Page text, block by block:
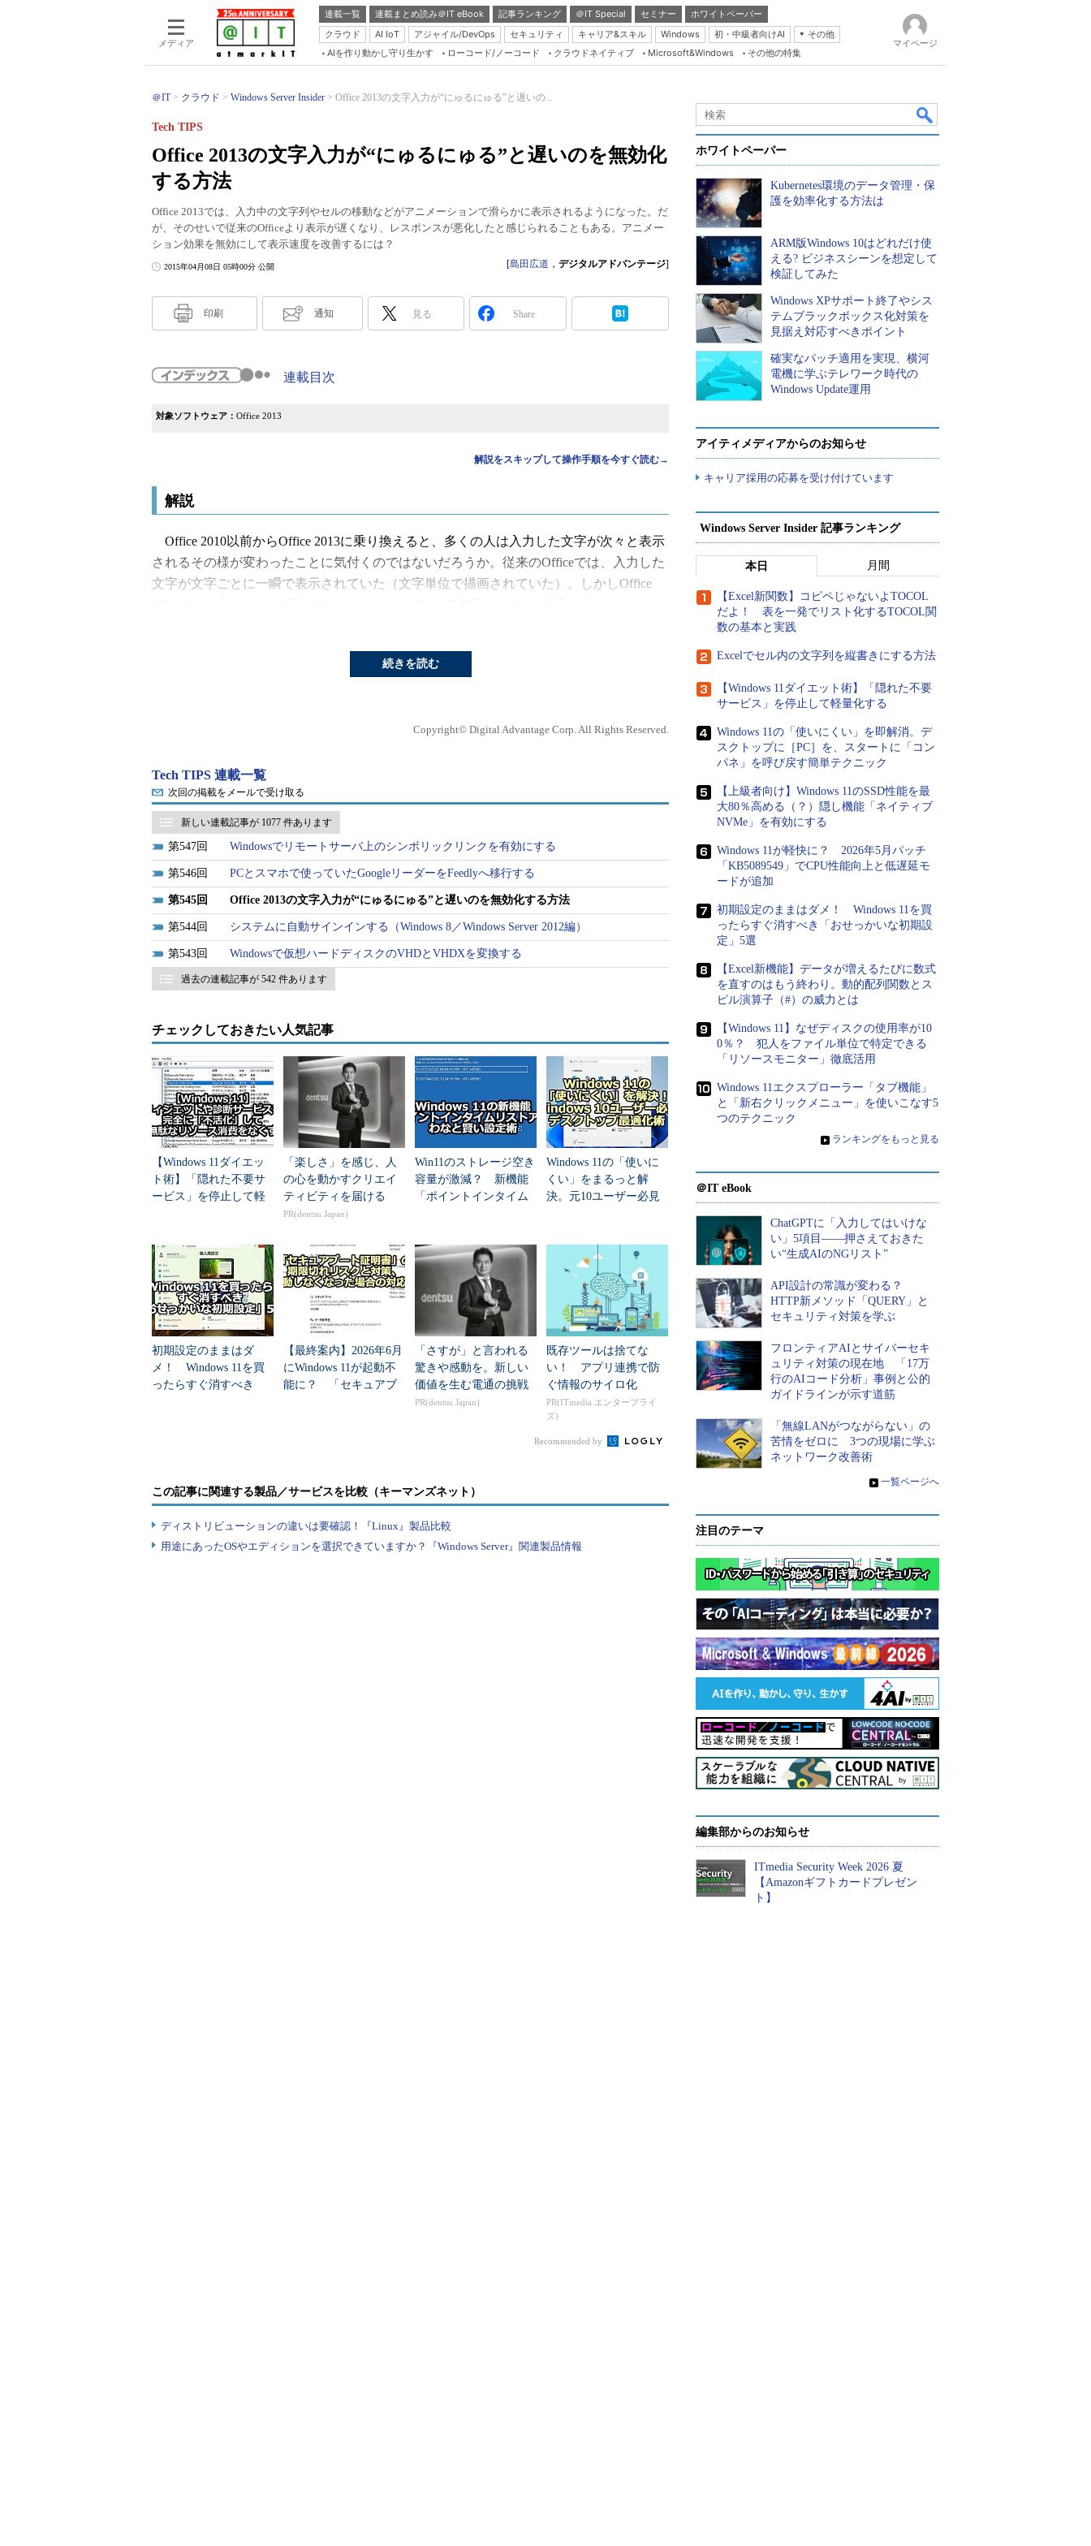
メディア
連載一覧 連載まとめ読み＠IT eBook 記事ランキング ＠IT Special セミナー
ホワイトペーパー
クラウド
AI IoT アジャイル/DevOps セキュリティ キャリア&スキル Windows 初・中級者向けAI
その他
Server & Storage
Java Agile
Database Expert
Linux ＆ OSS
Master of IP Network
Security & Trust
Test & Tools
AIを作り動かし守り生かす ローコード/ノーコード クラウドネイティブ Microsoft&Windows その他の特集
マイページ
＠IT クラウド Windows Server Insider Office 2013の文字入力が“にゅるにゅる”と遅いの...
Office 2013の文字入力が“にゅるにゅる”と遅いのを無効化
する方法
Tech TIPS
Office 2013では、入力中の文字列やセルの移動などがアニメーションで滑らかに表示されるようになった。だ
が、そのせいで従来のOfficeより表示が遅くなり、レスポンスが悪化したと感じられることもある。アニメー
ション効果を無効にして表示速度を改善するには？
2015年04月08日 05時00分 公開 [島田広道 ， デジタルアドバンテージ]
印刷 通知 見る Share
連載目次
対象ソフトウェア： Office 2013
解説をスキップして操作手順を今すぐ読む→
解説
Office 2010以前からOffice 2013に乗り換えると、多くの人は入力した文字が次々と表示
されるその様が変わったことに気付くのではないだろうか。従来のOfficeでは、入力した
文字が文字ごとに一瞬で表示されていた（文字単位で描画されていた）。しかしOffice
Excel 2013で新規シートを開いて矢印キーを左右に押してアクティブセルを動かすと、こ
クティブであることを表す「枠」が両方のセルにまたがっている瞬間が見えるのだ。
このアニメーション効果のおかげでOffice 2013のGUIは以前より滑らかに表示されるよ
うになった。その一方で、特に性能の高くないPCでは表示が遅くなったと感じることも
ある。例えばWord 2013で文章を入力しているとき、キー入力に対して文字表示が追い付
かず、入力と表示にタイムラグが生じることでギクシャクしてしまうこともある。
このアニメーション効果にどうしてもなじめなければ、無効化して従来のOfficeのよう
に表示させることも可能だ。本稿ではその手順を説明する。
操作方法
る。それぞれメリットとデメリットが異なるので、状況に応じて適切な方法を選んでい
Windows OS側でアニメーション効果を一律に無効化する
レジストリを編集してアニメーション効果を無効化する
グループポリシーでアニメーション効果を無効化する
●Windows OS側でアニメーション効果を一律に無効化する
Windows OSには、GUIのアニメーション効果を一律に有効化または無効化する機能が
ネルから簡単に設定できる。ただし、この方法だとOffice 2013以外のアプリケーションや
Windowsのデスクトップなど、全面的にアニメーション効果が無効化されてしまう。
Windows OS側でアニメーション効果を無効化するには、まず普段Officeを利用している
ユーザーアカウントでWindowsにログオン（サインイン）する。次にコントロールパネル
を開いて左上の検索ボックスに「簡単操作」を入力し、ヒットした中から［コンピュー
ターの簡単操作センター］をクリックする。
後は［コンピューターを画面なしで使用します］－［必要の無いアニメーションは無
効にします (可能な場合)］にチェックを入れて［OK］ボタンをクリックする。
続きを読む
Copyright© Digital Advantage Corp. All Rights Reserved.
Tech TIPS 連載一覧
次回の掲載をメールで受け取る
新しい連載記事が 1077 件あります
547 Windowsでリモートサーバ上のシンボリックリンクを有効にする
546 PCとスマホで使っていたGoogleリーダーをFeedlyへ移行する
545 Office 2013の文字入力が“にゅるにゅる”と遅いのを無効化する方法
544 システムに自動サインインする（Windows 8／Windows Server 2012編）
543 Windowsで仮想ハードディスクのVHDとVHDXを変換する
過去の連載記事が 542 件あります
チェックしておきたい人気記事
【Windows 11ダイエッ
ト術】「隠れた不要サ
ービス」を停止して軽
「楽しさ」を感じ、人
の心を動かすクリエイ
ティビティを届ける
PR(dentsu Japan)
Win11のストレージ空き
容量が激減？ 新機能
「ポイントインタイム
Windows 11の「使いに
くい」をまるっと解
決。元10ユーザー必見
初期設定のままはダ
メ！ Windows 11を買
ったらすぐ消すべき
【最終案内】2026年6月
にWindows 11が起動不
能に？ 「セキュアブ
「さすが」と言われる
驚きや感動を。新しい
価値を生む電通の挑戦
PR(dentsu Japan)
既存ツールは捨てな
い！ アプリ連携で防
ぐ情報のサイロ化
PR(ITmedia エンタープライ
ズ)
Recommended by
この記事に関連する製品／サービスを比較（キーマンズネット）
ディストリビューションの違いは要確認！『Linux』製品比較
用途にあったOSやエディションを選択できていますか？『Windows Server』関連製品情報
ホワイトペーパー
Kubernetes環境のデータ管理・保
護を効率化する方法は
ARM版Windows 10はどれだけ使
える? ビジネスシーンを想定して
検証してみた
Windows XPサポート終了やシス
テムブラックボックス化対策を
見据え対応すべきポイント
確実なパッチ適用を実現、横河
電機に学ぶテレワーク時代の
Windows Update運用
アイティメディアからのお知らせ
キャリア採用の応募を受け付けています
Windows Server Insider 記事ランキング
本日 月間
【Excel新関数】コピペじゃないよTOCOL
だよ！ 表を一発でリスト化するTOCOL関
数の基本と実践
Excelでセル内の文字列を縦書きにする方法
【Windows 11ダイエット術】「隠れた不要
サービス」を停止して軽量化する
Windows 11の「使いにくい」を即解消。デ
スクトップに［PC］を、スタートに「コン
パネ」を呼び戻す簡単テクニック
【上級者向け】Windows 11のSSD性能を最
大80％高める（？）隠し機能「ネイティブ
NVMe」を有効にする
Windows 11が軽快に？ 2026年5月パッチ
「KB5089549」でCPU性能向上と低遅延モ
ードが追加
初期設定のままはダメ！ Windows 11を買
ったらすぐ消すべき「おせっかいな初期設
定」5選
【Excel新機能】データが増えるたびに数式
を直すのはもう終わり。動的配列関数とス
ピル演算子（#）の威力とは
【Windows 11】なぜディスクの使用率が10
0％？ 犯人をファイル単位で特定できる
「リソースモニター」徹底活用
Windows 11エクスプローラー「タブ機能」
と「新右クリックメニュー」を使いこなす5
つのテクニック
» ランキングをもっと見る
＠IT eBook
ChatGPTに「入力してはいけな
い」5項目――押さえておきた
い“生成AIのNGリスト”
API設計の常識が変わる？
HTTP新メソッド「QUERY」と
セキュリティ対策を学ぶ
フロンティアAIとサイバーセキ
ュリティ対策の現在地 「17万
行のAIコード分析」事例と公的
ガイドラインが示す道筋
「無線LANがつながらない」の
苦情をゼロに 3つの現場に学ぶ
ネットワーク改善術
» 一覧ページへ
注目のテーマ
編集部からのお知らせ
ITmedia Security Week 2026 夏
【Amazonギフトカードプレゼン
ト】